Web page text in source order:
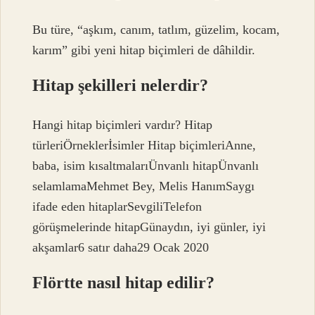
Bu türe, “aşkım, canım, tatlım, güzelim, kocam,
karım” gibi yeni hitap biçimleri de dâhildir.
Hitap şekilleri nelerdir?
Hangi hitap biçimleri vardır? Hitap
türleriÖrneklerİsimler Hitap biçimleriAnne,
baba, isim kısaltmalarıÜnvanlı hitapÜnvanlı
selamlamaMehmet Bey, Melis HanımSaygı
ifade eden hitaplarSevgiliTelefon
görüşmelerinde hitapGünaydın, iyi günler, iyi
akşamlar6 satır daha29 Ocak 2020
Flörtte nasıl hitap edilir?